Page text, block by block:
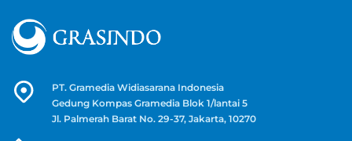
PT. Gramedia Widiasarana Indonesia
Gedung Kompas Gramedia Blok 1/lantai 5
Jl. Palmerah Barat No. 29-37, Jakarta, 10270